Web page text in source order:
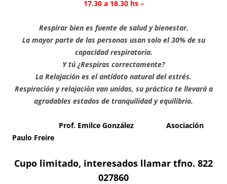
17.30 a 18.30 hs –
Respirar bien es fuente de salud y bienestar.
La mayor parte de las personas usan solo el 30% de su
capacidad respiratoria.
Y tú ¿Respiras correctamente?
La Relajación es el antídoto natural del estrés.
Respiración y relajación van unidas, su práctica te llevará a
agradables estados de tranquilidad y equilibrio.
Prof. Emilce González Asociación
Paulo Freire
Cupo limitado, interesados llamar tfno. 822
027860